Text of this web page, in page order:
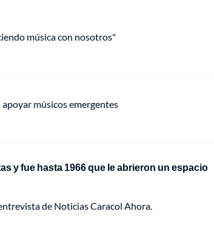
música con nosotros"
músicos emergentes
y fue hasta 1966 que le abrieron un espacio
de Noticias Caracol Ahora.